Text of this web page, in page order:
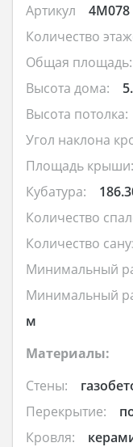
Артикул
4M078
Количество
Общая площадь:
Высота дома:
Высота потолка:
Угол наклона
Площадь крыши:
Кубатура:
Количество
Количество
Минимальный
Минимальный
м
Материалы:
Стены:
Перекрытие:
Кровля: